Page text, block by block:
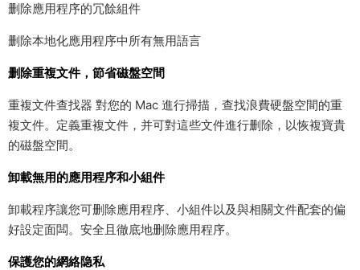
删除應用程序的冗餘組件
删除本地化應用程序中所有無用語言
删除重複文件，節省磁盤空間
重複文件查找器 對您的 Mac 進行掃描，查找浪費硬盤空間的重
複文件。定義重複文件，并可對這些文件進行删除，以恢複寶貴
的磁盤空間。
卸載無用的應用程序和小組件
卸載程序讓您可删除應用程序、小組件以及與相關文件配套的偏
好設定面闆。安全且徹底地删除應用程序。
保護您的網絡隐私